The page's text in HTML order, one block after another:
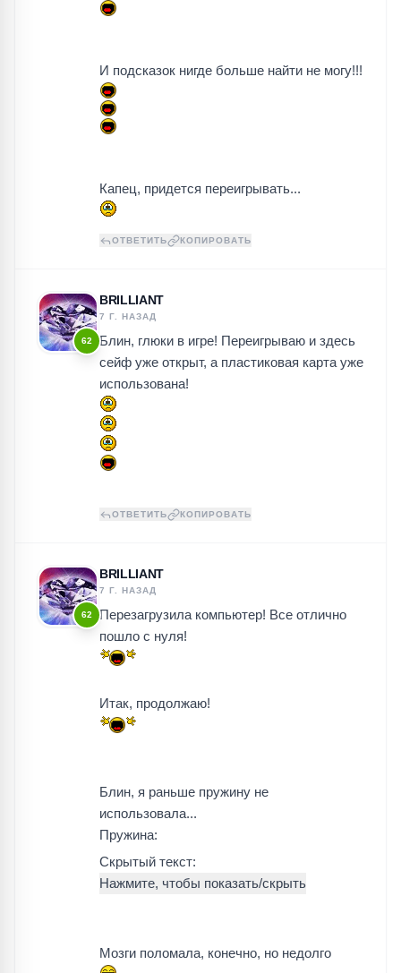
И подсказок нигде больше найти не могу!!!
Капец, придется переигрывать...
ОТВЕТИТЬ КОПИРОВАТЬ
62
BRILLIANT
7 Г. НАЗАД
Блин, глюки в игре! Переигрываю и здесь
сейф уже открыт, а пластиковая карта уже
использована!
ОТВЕТИТЬ КОПИРОВАТЬ
62
BRILLIANT
7 Г. НАЗАД
Перезагрузила компьютер! Все отлично
пошло с нуля!
Итак, продолжаю!
Блин, я раньше пружину не
использовала...
Пружина:
Скрытый текст:
Мозги поломала, конечно, но недолго